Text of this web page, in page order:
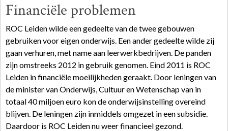
Financiële problemen
ROC Leiden wilde een gedeelte van de twee gebouwen
gebruiken voor eigen onderwijs. Een ander gedeelte wilde zij
gaan verhuren, met name aan leerwerkbedrijven. De panden
zijn omstreeks 2012 in gebruik genomen. Eind 2011 is ROC
Leiden in financiële moeilijkheden geraakt. Door leningen van
de minister van Onderwijs, Cultuur en Wetenschap van in
totaal 40 miljoen euro kon de onderwijsinstelling overeind
blijven. De leningen zijn inmiddels omgezet in een subsidie.
Daardoor is ROC Leiden nu weer financieel gezond.